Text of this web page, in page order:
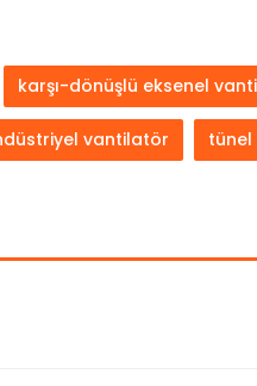
karşı-dönüşlü eksenel
vantilatör